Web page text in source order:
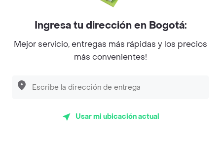
Sobre Rappi
Facebook
Twitter
Instagram
© 2026Rappi Inc. All rights reserved.
Ingresa tu dirección en Bogotá:
Mejor servicio, entregas más rápidas y los precios
más convenientes!
Usar mi ubicación actual